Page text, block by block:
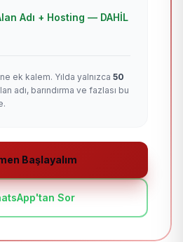
Adı + Hosting — DAHİL
ek kalem. Yılda yalnızca 50
adı, barındırma ve fazlası bu
Başlayalım
Sor